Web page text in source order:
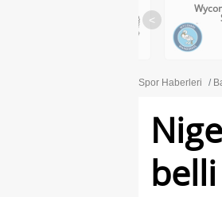
<
Spor Haberleri